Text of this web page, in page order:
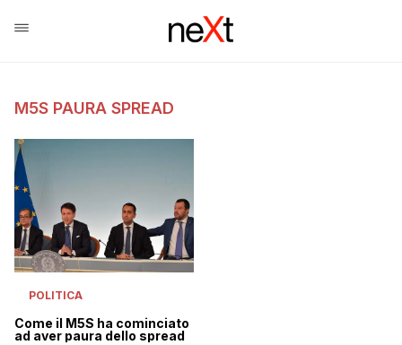
M5S PAURA SPREAD
POLITICA
Come il M5S ha cominciato
ad aver paura dello spread